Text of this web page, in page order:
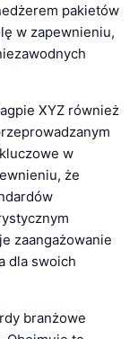
pakietów
w zapewnieniu,
XYZ również
w
że
zaangażowanie
dla swoich
branżowe